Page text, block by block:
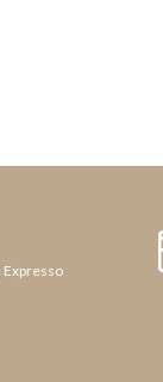
Expresso